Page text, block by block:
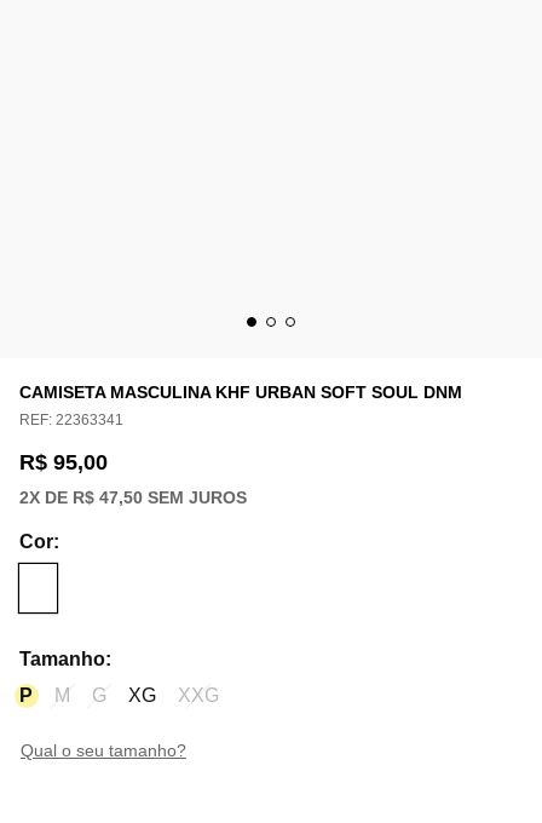
CAMISETA MASCULINA KHF URBAN SOFT SOUL DNM
REF: 22363341
R$ 95,00
2X DE R$ 47,50 SEM JUROS
Cor:
Tamanho:
P
M G XG XXG
qual o seu tamanho?